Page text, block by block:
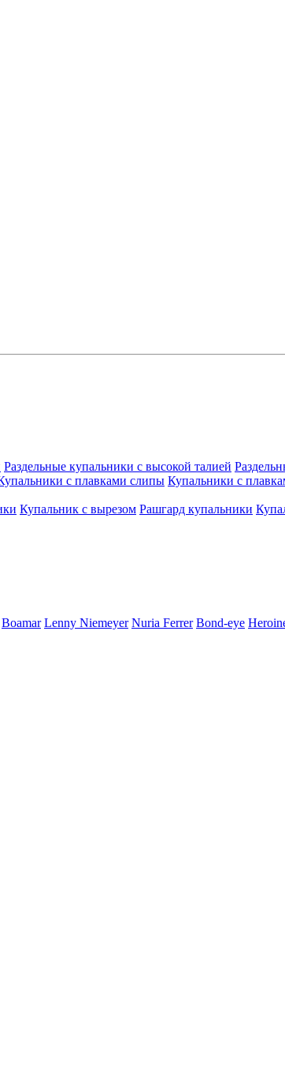
Раздельные купальники с высокой талией
с плавками слипы Купальники с
Купальник с вырезом Рашгард купальники
Boamar Lenny Niemeyer Nuria Ferrer Bond-eye